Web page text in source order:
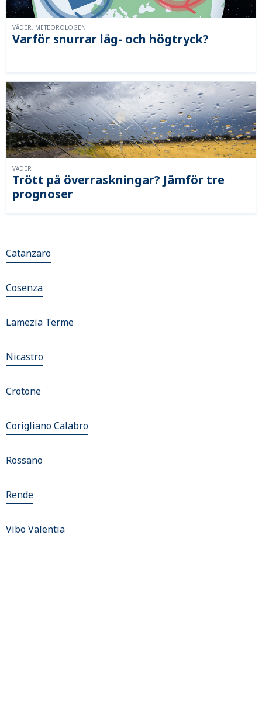
Varför snurrar låg- och högtryck?
VÄDER, METEOROLOGEN
Trött på överraskningar? Jämför tre
prognoser
VÄDER
Catanzaro
Cosenza
Lamezia Terme
Nicastro
Crotone
Corigliano Calabro
Rossano
Rende
Vibo Valentia